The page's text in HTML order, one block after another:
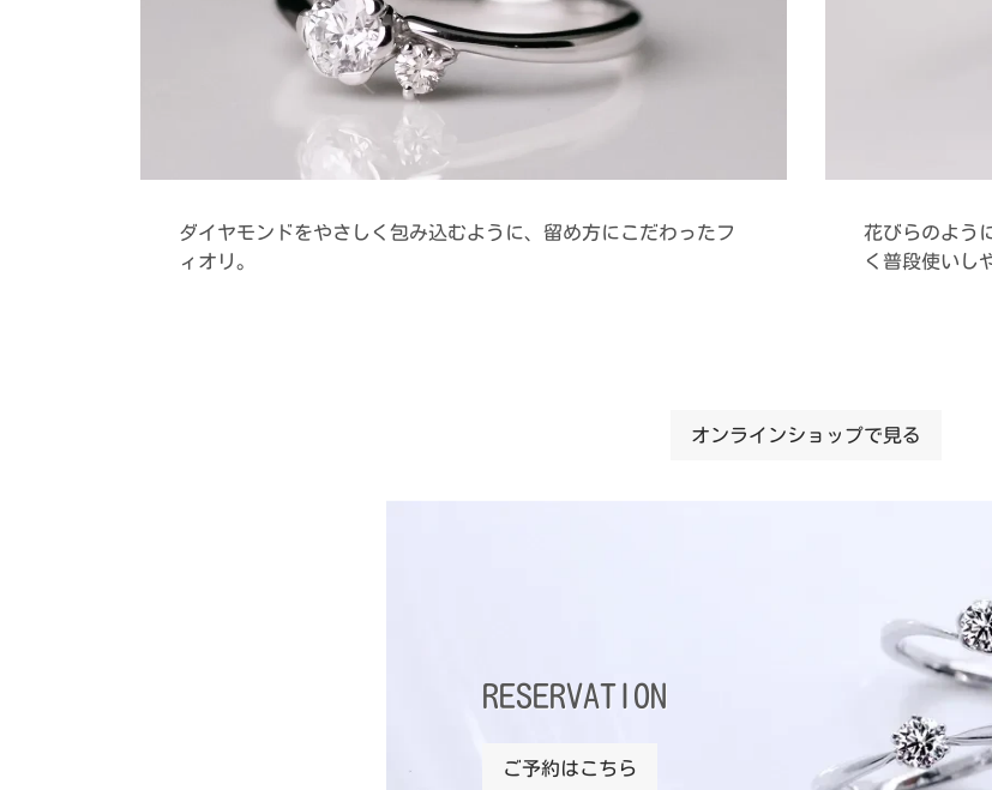
ダイヤモンドをやさしく包み込むように、留め方にこだわったフ
ィオリ。
花びらのよう
く普段使いし
オンラインショップで見る
RESERVATION
ご予約はこちら